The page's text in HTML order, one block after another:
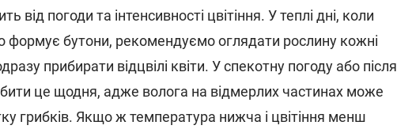
від погоди та інтенсивності цвітіння. У теплі дні, коли
формує бутони, рекомендуємо оглядати рослину кожні
прибирати відцвілі квіти. У спекотну погоду або після
це щодня, адже волога на відмерлих частинах може
грибків. Якщо ж температура нижча і цвітіння менш